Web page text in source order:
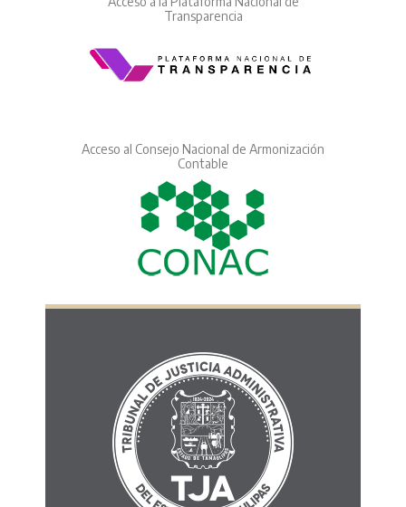
Transparencia
Acceso al Consejo Nacional de Armonización
Contable